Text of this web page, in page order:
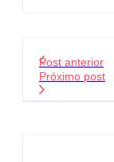
Post anterior
Próximo post